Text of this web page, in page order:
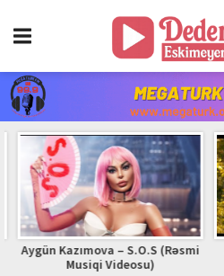
Aygün Kazımova – S.O.S (Rəsmi
Musiqi Videosu)